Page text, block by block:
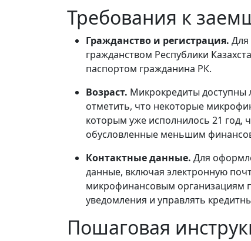
Требования к
Гражданство и регистрация. Для
гражданством Республики
паспортом гражданина РК.
Возраст. Микрокредиты доступны
отметить, что некоторые
которым уже исполнилось 21 год,
обусловленные меньшим
Контактные данные. Для
данные, включая электронную
микрофинансовым организациям
уведомления и управлять
Пошаговая